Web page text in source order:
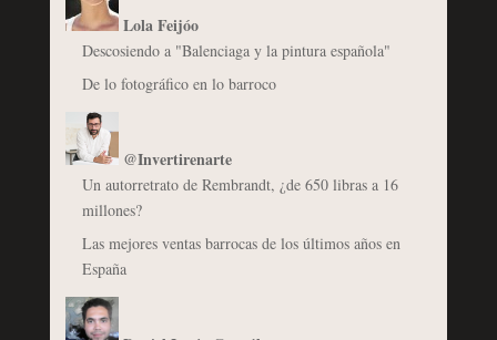
Lola Feijóo
Descosiendo a "Balenciaga y la pintura española"
De lo fotográfico en lo barroco
@Invertirenarte
Un autorretrato de Rembrandt, ¿de 650 libras a 16
millones?
Las mejores ventas barrocas de los últimos años en
España